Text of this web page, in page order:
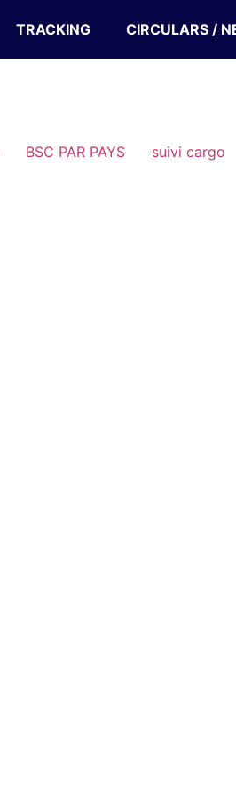
TRACKING CIRCULARS /
BSC PAR PAYS suivi cargo